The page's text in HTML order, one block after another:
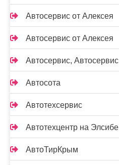
Автосервис от Алексея
Автосервис от Алексея
Автосервис, Автосервис
Автосота
Автотехсервис
Автотехцентр на Элсибе
АвтоТирКрым